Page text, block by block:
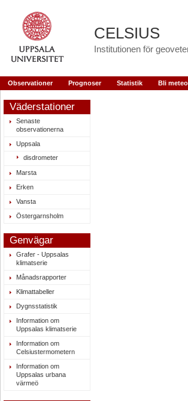
CELSIUS
Institutionen för
Observationer Prognoser Statistik Bli
Väderstationer
Senaste
observationerna
Uppsala
disdrometer
Marsta
Erken
Vansta
Östergarnsholm
Genvägar
Grafer - Uppsalas
klimatserie
Månadsrapporter
Klimattabeller
Dygnsstatistik
Information om
Uppsalas klimatserie
Information om
Celsiustermometern
Information om
Uppsalas urbana
värmeö